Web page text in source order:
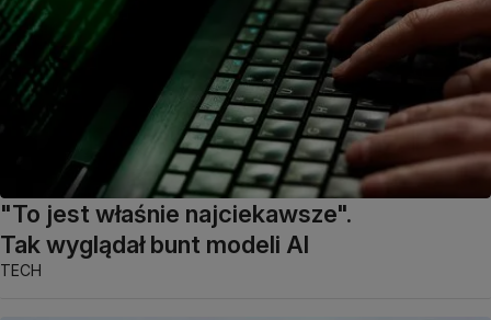
"To jest właśnie najciekawsze".
Tak wyglądał bunt modeli AI
TECH